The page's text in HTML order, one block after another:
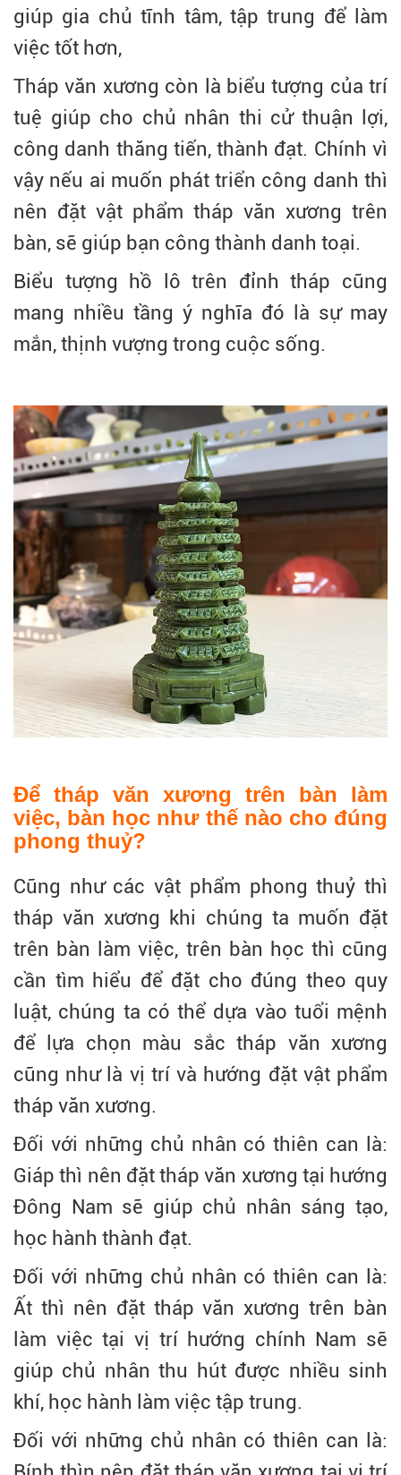
giúp gia chủ tĩnh tâm, tập trung để làm
việc tốt hơn,
Tháp văn xương còn là biểu tượng của trí
tuệ giúp cho chủ nhân thi cử thuận lợi,
công danh thăng tiến, thành đạt. Chính vì
vậy nếu ai muốn phát triển công danh thì
nên đặt vật phẩm tháp văn xương trên
bàn, sẽ giúp bạn công thành danh toại.
Biểu tượng hồ lô trên đỉnh tháp cũng
mang nhiều tầng ý nghĩa đó là sự may
mắn, thịnh vượng trong cuộc sống.
Để tháp văn xương trên bàn làm
việc, bàn học như thế nào cho đúng
phong thuỷ?
Cũng như các vật phẩm phong thuỷ thì
tháp văn xương khi chúng ta muốn đặt
trên bàn làm việc, trên bàn học thì cũng
cần tìm hiểu để đặt cho đúng theo quy
luật, chúng ta có thể dựa vào tuổi mệnh
để lựa chọn màu sắc tháp văn xương
cũng như là vị trí và hướng đặt vật phẩm
tháp văn xương.
Đối với những chủ nhân có thiên can là:
Giáp thì nên đặt tháp văn xương tại hướng
Đông Nam sẽ giúp chủ nhân sáng tạo,
học hành thành đạt.
Đối với những chủ nhân có thiên can là:
Ất thì nên đặt tháp văn xương trên bàn
làm việc tại vị trí hướng chính Nam sẽ
giúp chủ nhân thu hút được nhiều sinh
khí, học hành làm việc tập trung.
Đối với những chủ nhân có thiên can là: